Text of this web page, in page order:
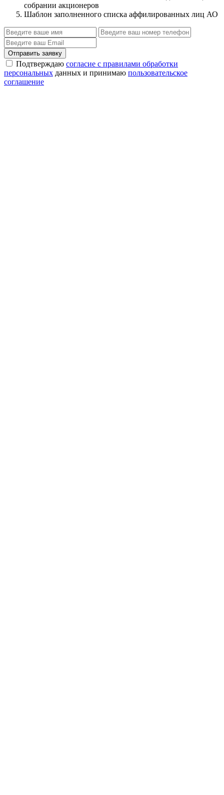
собрании акционеров
Шаблон заполненного списка аффилированных лиц АО
Отправить заявку
Подтверждаю согласие с правилами обработки
персональных данных и принимаю пользовательское
соглашение